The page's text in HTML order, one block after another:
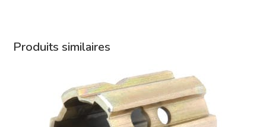
Produits similaires